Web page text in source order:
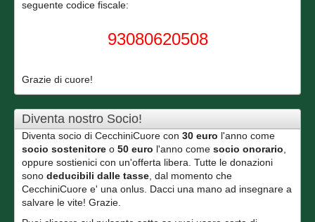
seguente codice fiscale:
93080620508
Grazie di cuore!
Diventa nostro Socio!
Diventa socio di CecchiniCuore con 30 euro l'anno come
socio sostenitore o 50 euro l'anno come socio onorario,
oppure sostienici con un'offerta libera. Tutte le donazioni
sono deducibili dalle tasse, dal momento che
CecchiniCuore e' una onlus. Dacci una mano ad insegnare a
salvare le vite! Grazie.